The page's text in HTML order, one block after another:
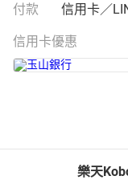
付款 信用卡／
信用卡優惠
樂天